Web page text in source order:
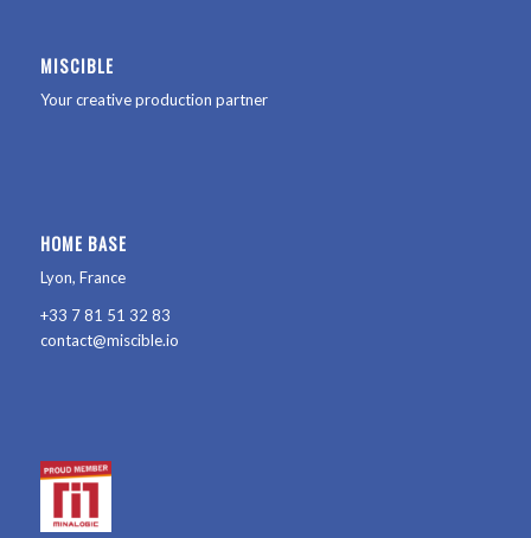
MISCIBLE
Your creative production partner
HOME BASE
Lyon, France
+33 7 81 51 32 83
contact@miscible.io